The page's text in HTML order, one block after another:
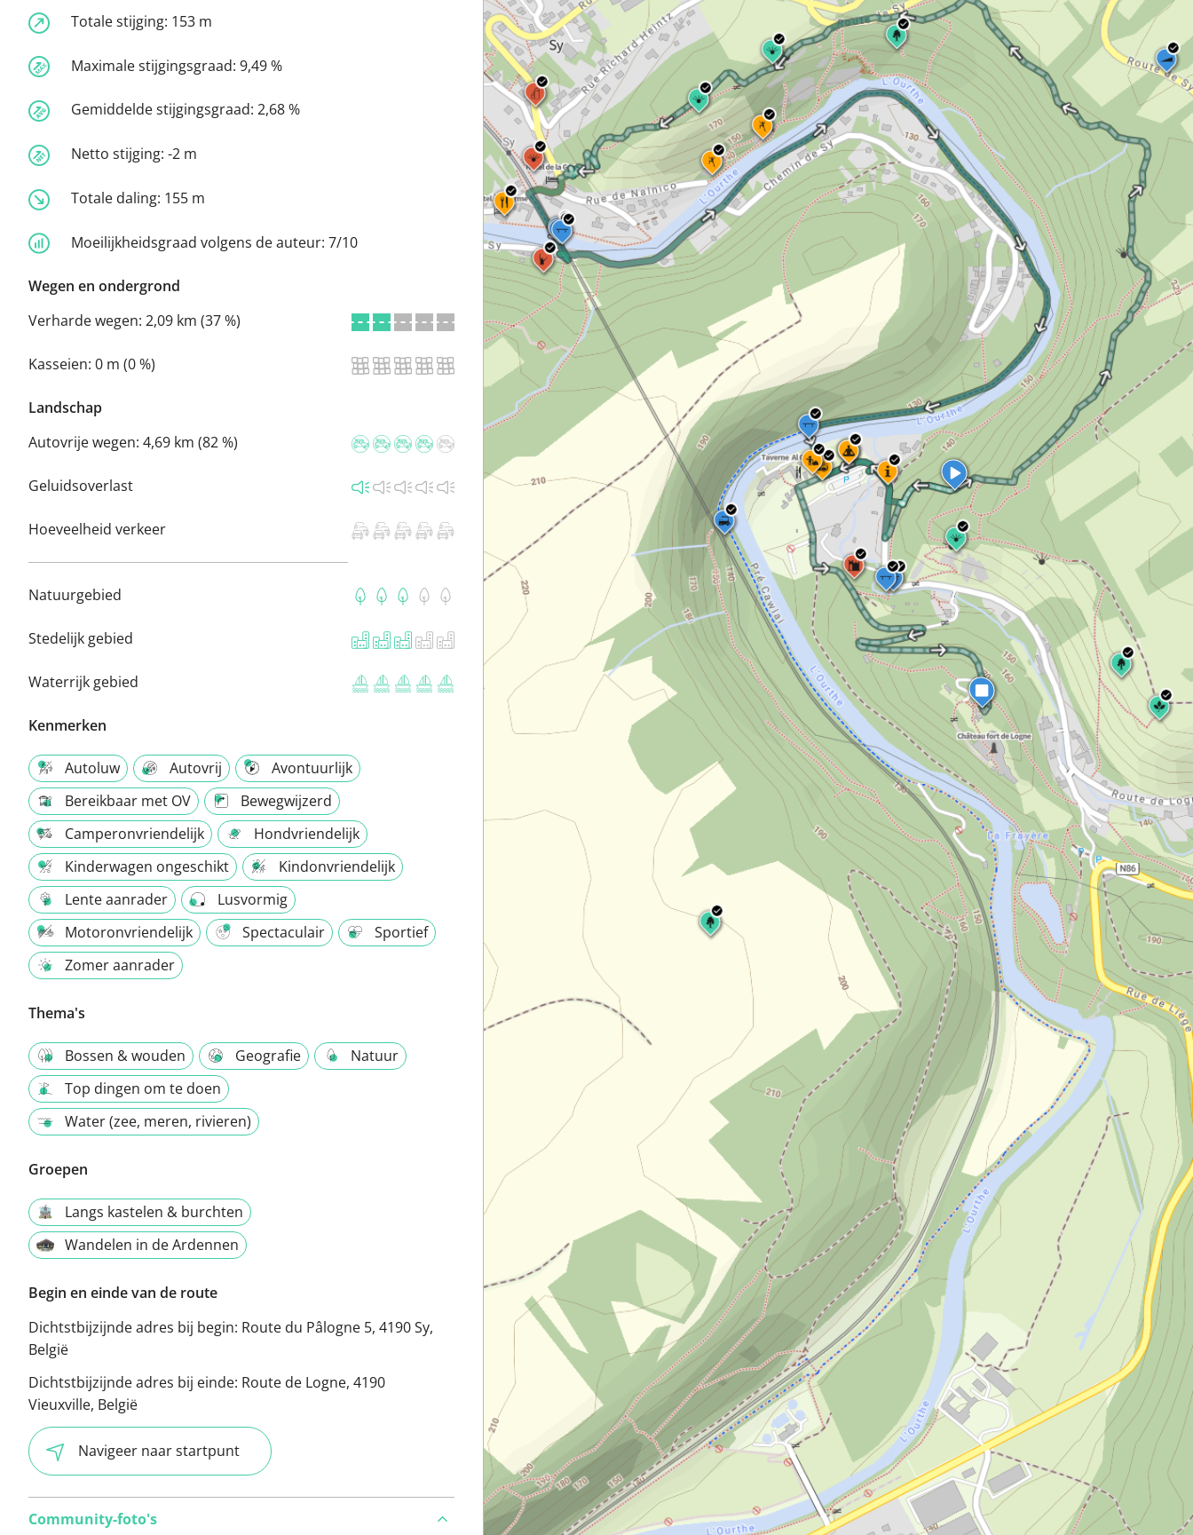
Totale stijging: 153 m
Maximale stijgingsgraad: 9,49 %
Gemiddelde stijgingsgraad: 2,68 %
Netto stijging: -2 m
Totale daling: 155 m
Moeilijkheidsgraad volgens de auteur: 7/10
Wegen en ondergrond
Verharde wegen: 2,09 km (37 %)
Kasseien: 0 m (0 %)
Landschap
Autovrije wegen: 4,69 km (82 %)
Geluidsoverlast
Hoeveelheid verkeer
Natuurgebied
Stedelijk gebied
Waterrijk gebied
Kenmerken
Autoluw Autovrij
Avontuurlijk
Bereikbaar met OV
Bewegwijzerd
Camperonvriendelijk
Hondvriendelijk
Kinderwagen ongeschikt
Kindonvriendelijk
Lente aanrader
Lusvormig
Motoronvriendelijk
Spectaculair
Sportief
Zomer aanrader
Thema's
Bossen & wouden Geografie
Natuur
Top dingen om te doen
Water (zee, meren, rivieren)
Groepen
Langs kastelen & burchten
Wandelen in de Ardennen
Begin en einde van de route
Dichtstbijzijnde adres bij begin: Route du Pâlogne 5, 4190 Sy,
België
Dichtstbijzijnde adres bij einde: Route de Logne, 4190
Vieuxville, België
Navigeer naar startpunt
Community-foto's